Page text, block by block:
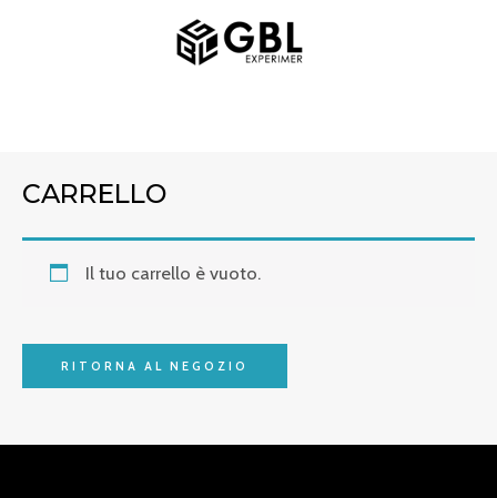
MENU
PRINCIPALE
CARRELLO
Il tuo carrello è vuoto.
RITORNA AL NEGOZIO